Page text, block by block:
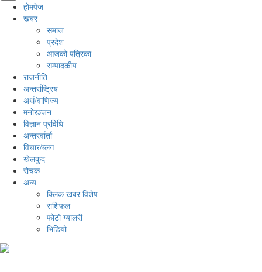
होमपेज
खबर
समाज
प्रदेश
आजको पत्रिका
सम्पादकीय
राजनीति
अन्तर्राष्ट्रिय
अर्थ/वाणिज्य
मनाेरञ्जन
विज्ञान प्रविधि
अन्तरर्वार्ता
विचार/ब्लग
खेलकुद
रोचक
अन्य
क्लिक खबर विशेष
राशिफल
फोटो ग्यालरी
भिडियो